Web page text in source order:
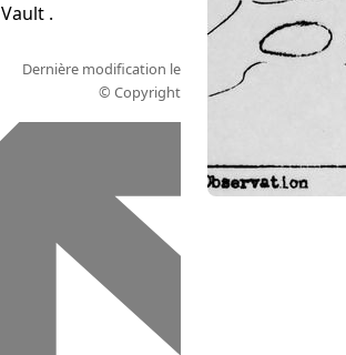
Vault .
Dernière modification le
© Copyright